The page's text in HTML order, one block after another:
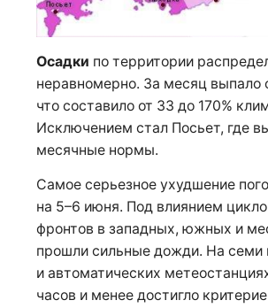
Осадки по территории
неравномерно. За месяц выпало
что составило от 33 до 170%
Исключением стал Посьет, где
месячные нормы.
Самое серьезное ухудшение
на 5–6 июня. Под влиянием
фронтов в западных, южных и
прошли сильные дожди. На семи
и автоматических
часов и менее достигло